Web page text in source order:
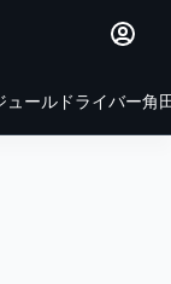
ュール ドライバー角